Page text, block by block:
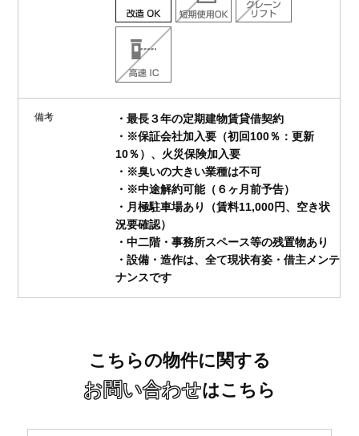
備考
・最長３年の定期建物賃貸借契約
・※保証会社加入要（初回100％：更新
10％）、火災保険加入要
・※臭いの大きい業種は不可
・※中途解約可能（６ヶ月前予告）
・月極駐車場あり（賃料11,000円、空き状
況要確認）
・中二階・事務所スペース等の残置物あり
・設備・造作は、全て現状有姿・借主メンテ
ナンスです
こちらの物件に関する
お問い合わせはこちら